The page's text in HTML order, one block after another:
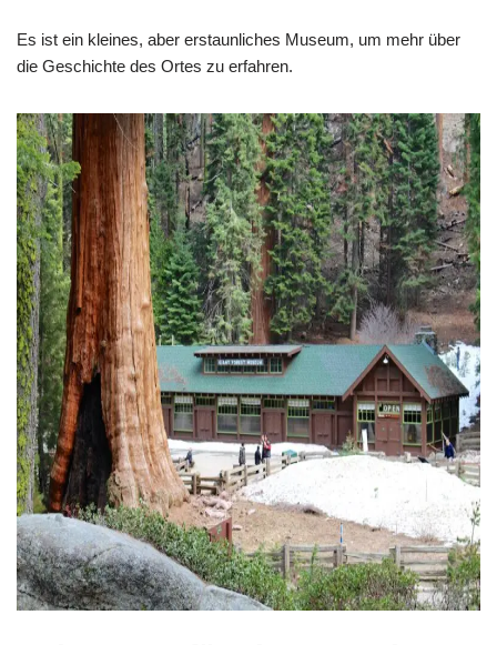
Es ist ein kleines, aber erstaunliches Museum, um mehr über
die Geschichte des Ortes zu erfahren.